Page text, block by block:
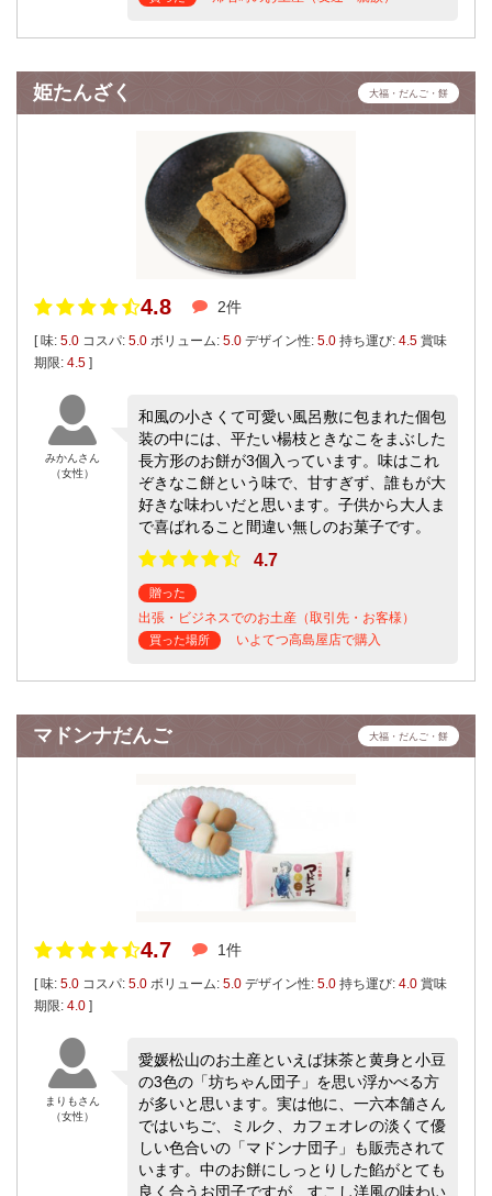
姫たんざく 大福・だんご・餅
4.8 2件
[ 味: 5.0 コスパ: 5.0 ボリューム: 5.0 デザイン性: 5.0 持ち運び: 4.5 賞味
期限: 4.5 ]
みかんさん
（女性）
和風の小さくて可愛い風呂敷に包まれた個包
装の中には、平たい楊枝ときなこをまぶした
長方形のお餅が3個入っています。味はこれ
ぞきなこ餅という味で、甘すぎず、誰もが大
好きな味わいだと思います。子供から大人ま
で喜ばれること間違い無しのお菓子です。
4.7
贈った
出張・ビジネスでのお土産（取引先・お客様）
買った場所 いよてつ高島屋店で購入
マドンナだんご 大福・だんご・餅
4.7 1件
[ 味: 5.0 コスパ: 5.0 ボリューム: 5.0 デザイン性: 5.0 持ち運び: 4.0 賞味
期限: 4.0 ]
まりもさん
（女性）
愛媛松山のお土産といえば抹茶と黄身と小豆
の3色の「坊ちゃん団子」を思い浮かべる方
が多いと思います。実は他に、一六本舗さん
ではいちご、ミルク、カフェオレの淡くて優
しい色合いの「マドンナ団子」も販売されて
います。中のお餅にしっとりした餡がとても
良く合うお団子ですが、すこし洋風の味わい